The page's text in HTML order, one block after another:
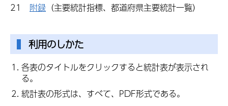
21 附録 （主要統計指標、都道府県主要統計一覧）
利用のしかた
各表のタイトルをクリックすると統計表が表示され
る。
統計表の形式は、すべて、PDF形式である。